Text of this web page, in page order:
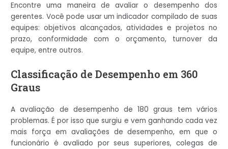
Encontre uma maneira de avaliar o desempenho dos
gerentes. Você pode usar um indicador compilado de suas
equipes: objetivos alcançados, atividades e projetos no
prazo, conformidade com o orçamento, turnover da
equipe, entre outros.
Classificação de Desempenho em 360
Graus
A avaliação de desempenho de 180 graus tem vários
problemas. É por isso que surgiu e vem ganhando cada vez
mais força em avaliações de desempenho, em que o
funcionário é avaliado por seus superiores, colegas de